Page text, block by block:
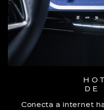
DE
Conecta a internet